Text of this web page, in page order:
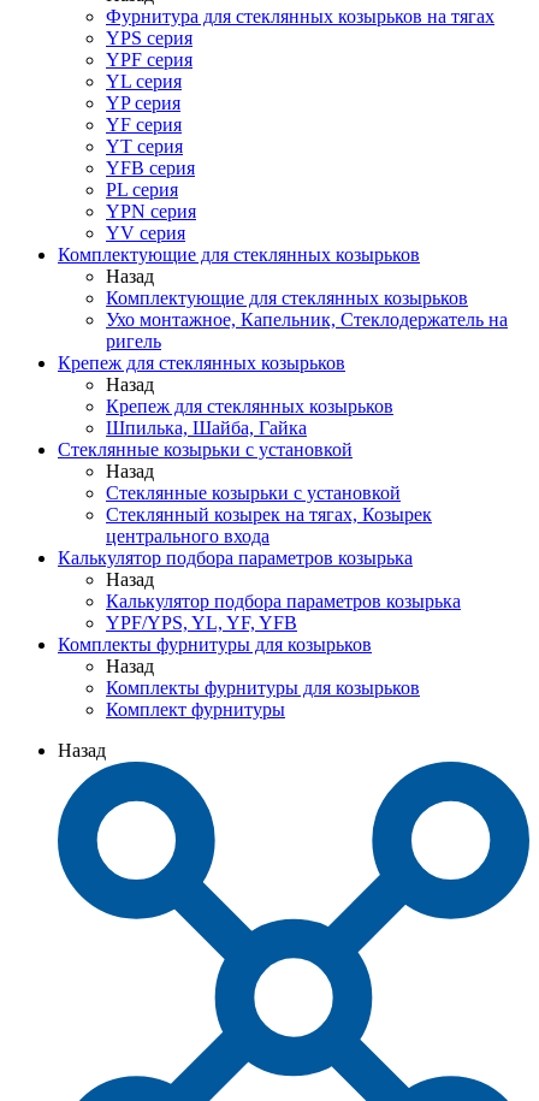
Фурнитура для стеклянных козырьков на тягах
YPS серия
YPF серия
YL серия
YP серия
YF серия
YT серия
YFB серия
PL серия
YPN серия
YV серия
Комплектующие для стеклянных козырьков
Назад
Комплектующие для стеклянных козырьков
Ухо монтажное, Капельник, Стеклодержатель на
ригель
Крепеж для стеклянных козырьков
Назад
Крепеж для стеклянных козырьков
Шпилька, Шайба, Гайка
Стеклянные козырьки с установкой
Назад
Стеклянные козырьки с установкой
Стеклянный козырек на тягах, Козырек
центрального входа
Калькулятор подбора параметров козырька
Назад
Калькулятор подбора параметров козырька
YPF/YPS, YL, YF, YFB
Комплекты фурнитуры для козырьков
Назад
Комплекты фурнитуры для козырьков
Комплект фурнитуры
Назад